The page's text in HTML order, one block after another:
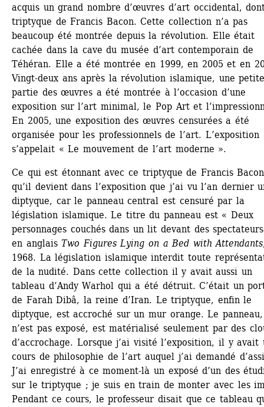
acquis un grand nombre d’œuvres d’art occidental,
triptyque de Francis Bacon. Cette collection n’a pas
beaucoup été montrée depuis la révolution. Elle était
cachée dans la cave du musée d’art contemporain de
Téhéran. Elle a été montrée en 1999, en 2005 et en
Vingt-deux ans après la révolution islamique, une
partie des œuvres a été montrée à l’occasion d’une
exposition sur l’art minimal, le Pop Art et
En 2005, une exposition des œuvres censurées a été
organisée pour les professionnels de l’art. L’exposition
s’appelait « Le mouvement de l’art moderne ».
Ce qui est étonnant avec ce triptyque de Francis Bacon
qu’il devient dans l’exposition que j’ai vu l’an dernier
diptyque, car le panneau central est censuré par la
législation islamique. Le titre du panneau est « Deux
personnages couchés dans un lit devant des
en anglais Two Figures Lying on a Bed with Attendants
1968. La législation islamique interdit toute
de la nudité. Dans cette collection il y avait aussi un
tableau d’Andy Warhol qui a été détruit. C’était un
de Farah Dibâ, la reine d’Iran. Le triptyque, enfin le
diptyque, est accroché sur un mur orange. Le
n’est pas exposé, est matérialisé seulement par des
d’accrochage. Lorsque j’ai visité l’exposition, il y avait
cours de philosophie de l’art auquel j’ai demandé
J’ai enregistré à ce moment-là un exposé d’un des
sur le triptyque ; je suis en train de monter avec les
Pendant ce cours, le professeur disait que ce tableau